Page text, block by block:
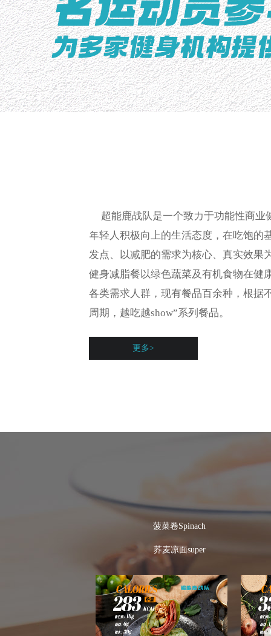
超能鹿战队是一个致力于功能性商
年轻人积极向上的生活态度，在吃饱的
发点、以减肥的需求为核心、真实效果
健身减脂餐以绿色蔬菜及有机食物在健
各类需求人群，现有餐品百余种，根据
周期，越吃越show”系列餐品。
更多>
菠菜卷Spinach
荞麦凉面super